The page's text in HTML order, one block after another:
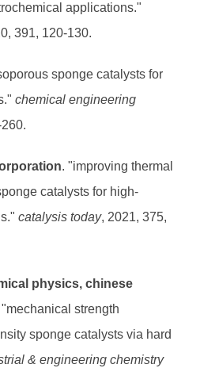
applications."
391, 120-130.
sponge catalysts for
chemical engineering
. "improving thermal
catalysts for high-
catalysis today, 2021, 375,
physics, chinese
"mechanical strength
sponge catalysts via hard
& engineering chemistry